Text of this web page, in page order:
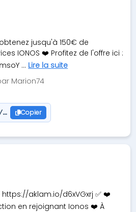
jusqu'à 150€ de
IONOS ❤️ Profitez de l'offre ici :
... Lire la suite
Marion74
Copier
https://aklam.io/d6xVGxrj ✅ ❤️
en rejoignant Ionos ❤️ À